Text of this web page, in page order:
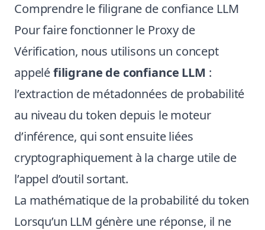
Comprendre le filigrane de confiance LLM
Pour faire fonctionner le Proxy de
Vérification, nous utilisons un concept
appeléfiligrane de confiance LLM :
l’extraction de métadonnées de probabilité
au niveau du token depuis le moteur
d’inférence, qui sont ensuite liées
cryptographiquement à la charge utile de
l’appel d’outil sortant.
La mathématique de la probabilité du token
Lorsqu’un LLM génère une réponse, il ne